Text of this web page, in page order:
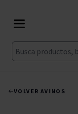
Buscar
VOLVER AVINOS